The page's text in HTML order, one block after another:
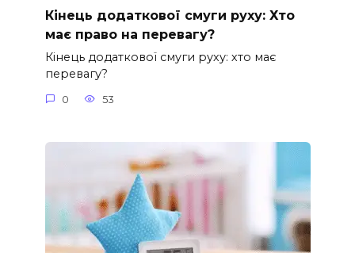
Кінець додаткової смуги руху: Хто
має право на перевагу?
Кінець додаткової смуги руху: хто має
перевагу?
0 53